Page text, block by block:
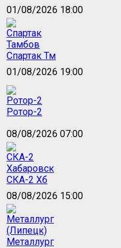
01/08/2026 18:00
Спартак Тм
01/08/2026 19:00
Ротор-2
08/08/2026 07:00
СКА-2 Хб
08/08/2026 15:00
Металлург